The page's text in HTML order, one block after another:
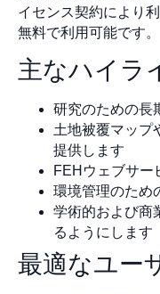
イセンス契約により
無料で利用可能です。
主なハイラ
研究のための長
土地被覆マップ
提供します
FEHウェブサー
環境管理のため
学術的および商
るようにします
最適なユー